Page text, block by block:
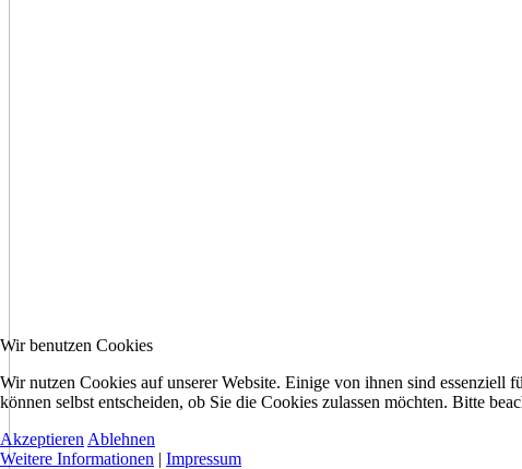
Wir benutzen Cookies
Wir nutzen Cookies auf unserer Website. Einige von ihnen sind essenziell
können selbst entscheiden, ob Sie die Cookies zulassen möchten. Bitte
Akzeptieren Ablehnen
Weitere Informationen | Impressum